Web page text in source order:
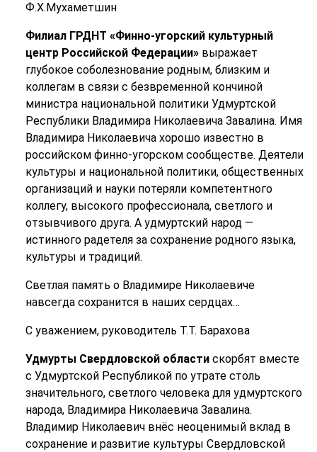
Ф.Х.Мухаметшин
Филиал ГРДНТ «Финно-угорский культурный
центр Российской Федерации» выражает
глубокое соболезнование родным, близким и
коллегам в связи с безвременной кончиной
министра национальной политики Удмуртской
Республики Владимира Николаевича Завалина. Имя
Владимира Николаевича хорошо известно в
российском финно-угорском сообществе. Деятели
культуры и национальной политики, общественных
организаций и науки потеряли компетентного
коллегу, высокого профессионала, светлого и
отзывчивого друга. А удмуртский народ —
истинного радетеля за сохранение родного языка,
культуры и традиций.
Светлая память о Владимире Николаевиче
навсегда сохранится в наших сердцах…
С уважением, руководитель Т.Т. Барахова
Удмурты Свердловской областискорбят вместе
с Удмуртской Республикой по утрате столь
значительного, светлого человека для удмуртского
народа, Владимира Николаевича Завалина.
Владимир Николаевич внёс неоценимый вклад в
сохранение и развитие культуры Свердловской